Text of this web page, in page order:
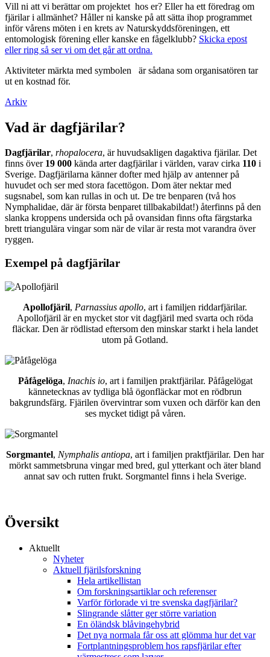
Vill ni att vi berättar om projektet hos er? Eller ha ett föredrag om
fjärilar i allmänhet? Håller ni kanske på att sätta ihop programmet
inför vårens möten i en krets av Naturskyddsföreningen, ett
entomologisk förening eller kanske en fågelklubb? Skicka epost
eller ring så ser vi om det går att ordna.
Aktiviteter märkta med symbolen
är sådana som organisatören tar
ut en kostnad för.
Arkiv
Vad är dagfjärilar?
Dagfjärilar, rhopalocera, är huvudsakligen dagaktiva fjärilar. Det
finns över 19 000 kända arter dagfjärilar i världen, varav cirka 110 i
Sverige. Dagfjärilarna känner dofter med hjälp av antenner på
huvudet och ser med stora facettögon. Dom äter nektar med
sugsnabel, som kan rullas in och ut. De tre benparen (två hos
Nymphalidae, där är första benparet tillbakabildat!) återfinns på den
slanka kroppens undersida och på ovansidan finns ofta färgstarka
brett triangulära vingar som när de vilar är resta mot varandra över
ryggen.
Exempel på dagfjärilar
Apollofjäril, Parnassius apollo, art i familjen riddarfjärilar.
Apollofjäril är en mycket stor vit dagfjäril med svarta och röda
fläckar. Den är rödlistad eftersom den minskar starkt i hela landet
utom på Gotland.
Påfågelöga, Inachis io, art i familjen praktfjärilar. Påfågelögat
kännetecknas av tydliga blå ögonfläckar mot en rödbrun
bakgrundsfärg. Fjärilen övervintrar som vuxen och därför kan den
ses mycket tidigt på våren.
Sorgmantel, Nymphalis antiopa, art i familjen praktfjärilar. Den har
mörkt sammetsbruna vingar med bred, gul ytterkant och äter bland
annat sav och rutten frukt. Sorgmantel finns i hela Sverige.
Översikt
Aktuellt
Nyheter
Aktuell fjärilsforskning
Hela artikellistan
Om forskningsartiklar och referenser
Varför förlorade vi tre svenska dagfjärilar?
Slingrande slåtter ger större variation
En öländsk blåvingehybrid
Det nya normala får oss att glömma hur det var
Fortplantningsproblem hos rapsfjärilar efter